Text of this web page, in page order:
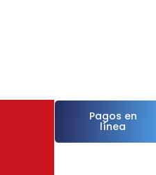
Pagos en
línea